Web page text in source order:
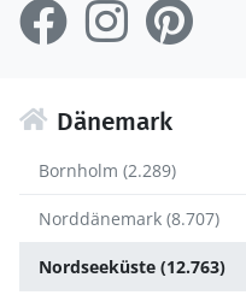
Dänemark
Bornholm (2.289)
Norddänemark (8.707)
Nordseeküste (12.763)